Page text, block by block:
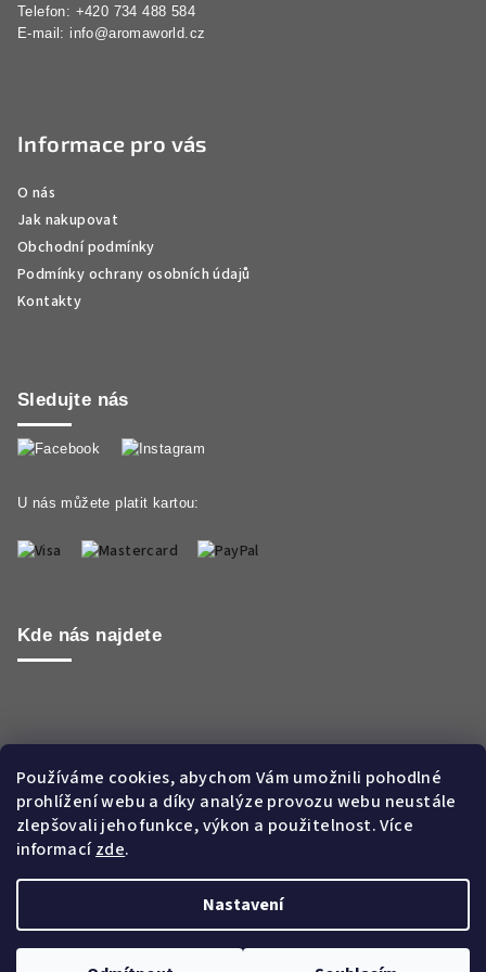
Používáme cookies, abychom Vám umožnili pohodlné
prohlížení webu a díky analýze provozu webu neustále
zlepšovali jeho funkce, výkon a použitelnost. Více
informacízde.
Nastavení
Telefon: +420 734 488 584
E-mail: info@aromaworld.cz
Informace pro vás
O nás
Jak nakupovat
Obchodní podmínky
Podmínky ochrany osobních údajů
Kontakty
Sledujte nás
U nás můžete platit kartou:
Kde nás najdete
vyhrazena.